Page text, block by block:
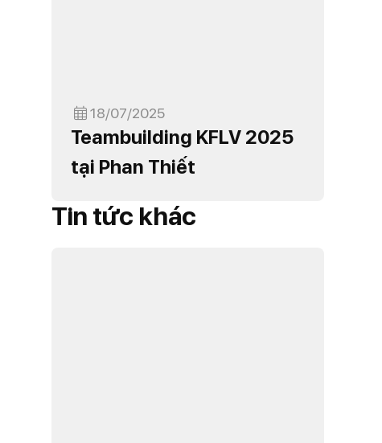
18/07/2025
Teambuilding KFLV 2025
tại Phan Thiết
Tin tức khác